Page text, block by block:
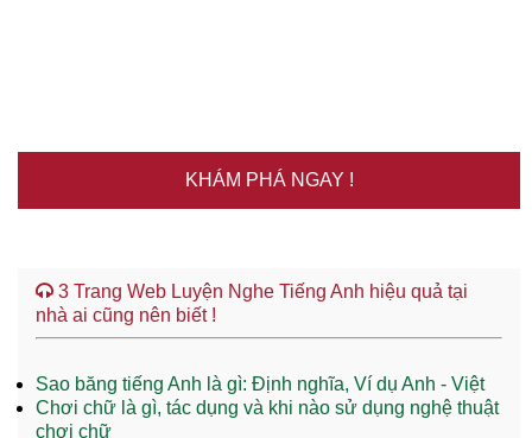
KHÁM PHÁ NGAY !
3 Trang Web Luyện Nghe Tiếng Anh hiệu quả tại
nhà ai cũng nên biết !
Sao băng tiếng Anh là gì: Định nghĩa, Ví dụ Anh - Việt
Chơi chữ là gì, tác dụng và khi nào sử dụng nghệ thuật
chơi chữ